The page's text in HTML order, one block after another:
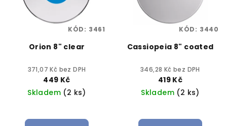
Orion 8" clear
371,07 Kč bez DPH
449 Kč
Skladem (2 ks)
KÓD: 3461
Cassiopeia 8" coated
346,28 Kč bez DPH
419 Kč
Skladem (2 ks)
KÓD: 3440